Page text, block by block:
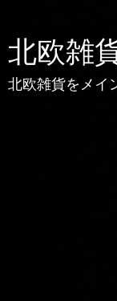
北欧雑
北欧雑貨をメイ